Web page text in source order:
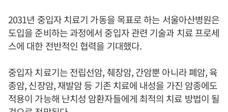
2031년 중입자 치료기 가동을 목표로 하는 서울아산병원은
도입을 준비하는 과정에서 중입자 관련 기술과 치료 프로세
스에 대한 전반적인 협력을 기대했다.
중입자 치료기는 전립선암, 췌장암, 간암뿐 아니라 폐암, 육
종암, 신장암, 재발암 등 기존 치료에 내성을 가진 암종에도
적용이 가능해 난치성 암환자들에게 최적의 치료 방법이 될